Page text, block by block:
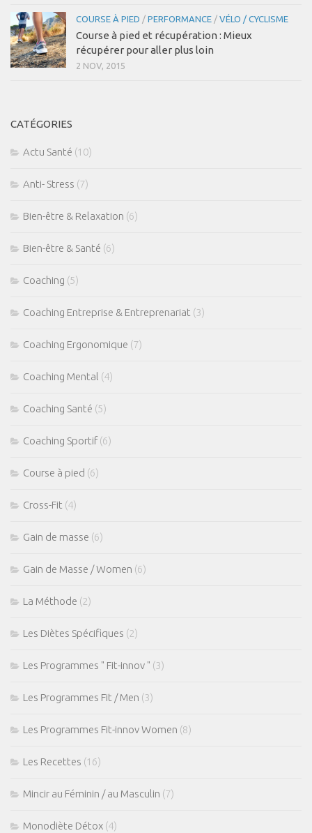
COURSE À PIED / PERFORMANCE / VÉLO / CYCLISME
Course à pied et récupération : Mieux
récupérer pour aller plus loin
2 NOV, 2015
CATÉGORIES
Actu Santé (10)
Anti- Stress (7)
Bien-être & Relaxation (6)
Bien-être & Santé (6)
Coaching (5)
Coaching Entreprise & Entreprenariat (3)
Coaching Ergonomique (7)
Coaching Mental (4)
Coaching Santé (5)
Coaching Sportif(6)
Course à pied (6)
Cross-Fit (4)
Gain de masse (6)
Gain de Masse / Women (6)
La Méthode (2)
Les Diètes Spécifiques (2)
Les Programmes " Fit-innov " (3)
Les Programmes Fit / Men (3)
Les Programmes Fit-innov Women (8)
Les Recettes (16)
Mincir au Féminin / au Masculin (7)
Monodiète Détox (4)